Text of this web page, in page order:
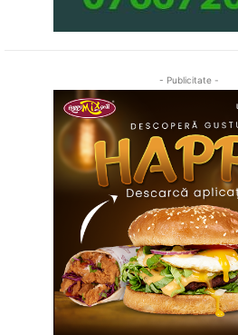
- Publicitate -